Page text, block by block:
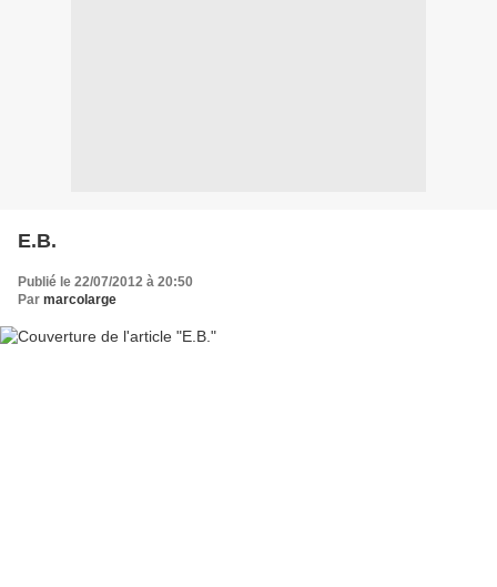
E.B.
Publié le 22/07/2012 à 20:50
Par marcolarge